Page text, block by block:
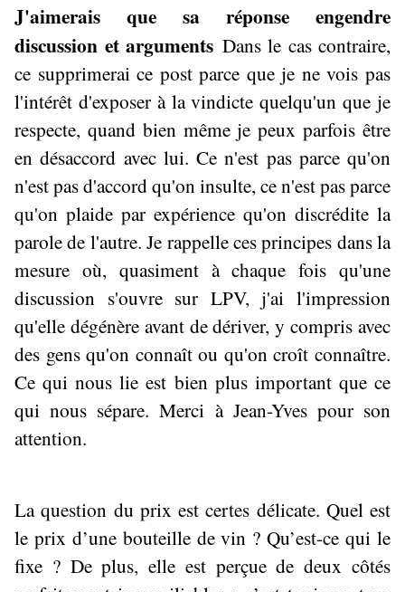
J'aimerais que sa réponse engendre
discussion et arguments Dans le cas contraire,
ce supprimerai ce post parce que je ne vois pas
l'intérêt d'exposer à la vindicte quelqu'un que je
respecte, quand bien même je peux parfois être
en désaccord avec lui. Ce n'est pas parce qu'on
n'est pas d'accord qu'on insulte, ce n'est pas parce
qu'on plaide par expérience qu'on discrédite la
parole de l'autre. Je rappelle ces principes dans la
mesure où, quasiment à chaque fois qu'une
discussion s'ouvre sur LPV, j'ai l'impression
qu'elle dégénère avant de dériver, y compris avec
des gens qu'on connaît ou qu'on croît connaître.
Ce qui nous lie est bien plus important que ce
qui nous sépare. Merci à Jean-Yves pour son
attention.
La question du prix est certes délicate. Quel est
le prix d’une bouteille de vin ? Qu’est-ce qui le
fixe ? De plus, elle est perçue de deux côtés